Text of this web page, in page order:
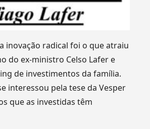
inovação radical foi o que atraiu
do ex-ministro Celso Lafer e
de investimentos da família.
interessou pela tese da Vesper
que as investidas têm